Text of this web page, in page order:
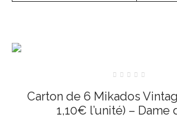
sur
5
Carton de 6 Mikados
1,10€ l’unité) – Dame